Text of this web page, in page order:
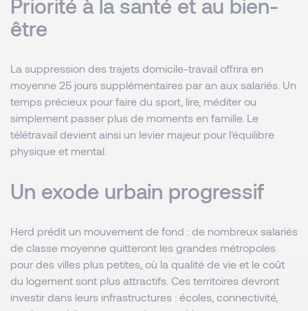
Priorité à la santé et au bien-
être
La suppression des trajets domicile-travail offrira en
moyenne 25 jours supplémentaires par an aux salariés. Un
temps précieux pour faire du sport, lire, méditer ou
simplement passer plus de moments en famille. Le
télétravail devient ainsi un levier majeur pour l’équilibre
physique et mental.
Un exode urbain progressif
Herd prédit un mouvement de fond : de nombreux salariés
de classe moyenne quitteront les grandes métropoles
pour des villes plus petites, où la qualité de vie et le coût
du logement sont plus attractifs. Ces territoires devront
investir dans leurs infrastructures : écoles, connectivité,